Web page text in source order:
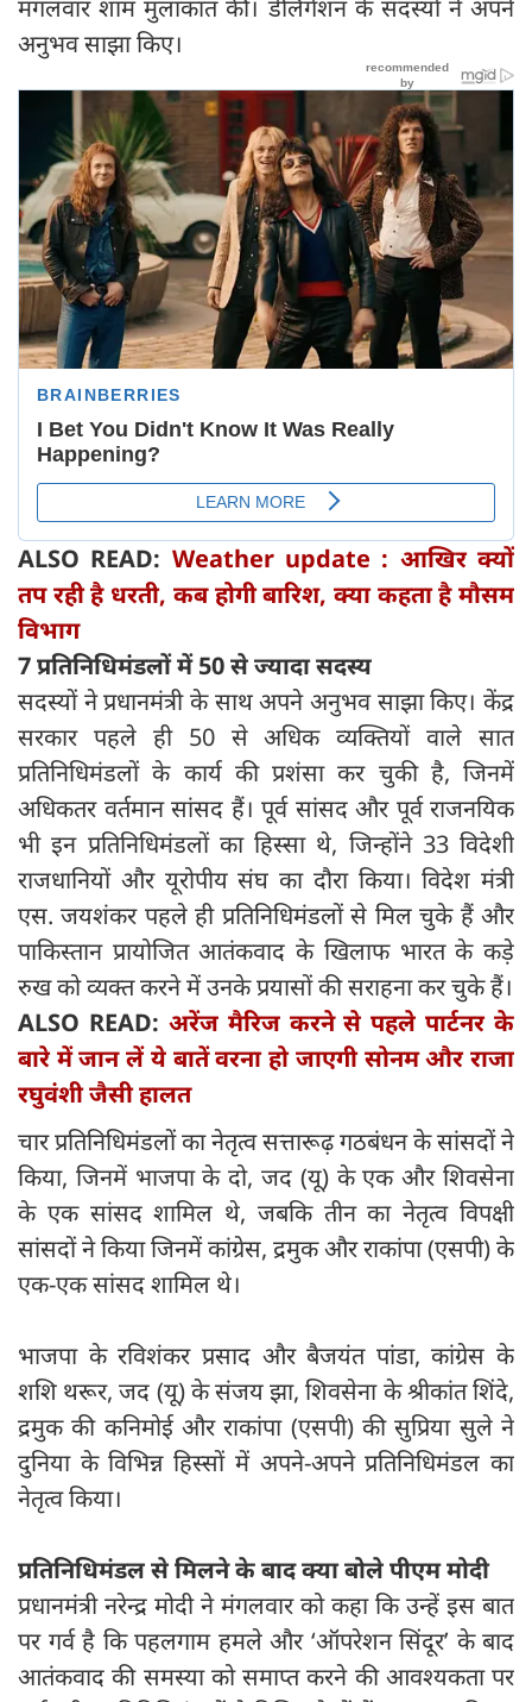
मंगलवार शाम मुलाकात की। डेलिगेशन के सदस्यों ने अपने
अनुभव साझा किए।
ALSO READ: Weather update : आखिर क्यों
तप रही है धरती, कब होगी बारिश, क्या कहता है मौसम
विभाग
7 प्रतिनिधिमंडलों में 50 से ज्यादा सदस्य
सदस्यों ने प्रधानमंत्री के साथ अपने अनुभव साझा किए। केंद्र
सरकार पहले ही 50 से अधिक व्यक्तियों वाले सात
प्रतिनिधिमंडलों के कार्य की प्रशंसा कर चुकी है, जिनमें
अधिकतर वर्तमान सांसद हैं। पूर्व सांसद और पूर्व राजनयिक
भी इन प्रतिनिधिमंडलों का हिस्सा थे, जिन्होंने 33 विदेशी
राजधानियों और यूरोपीय संघ का दौरा किया। विदेश मंत्री
एस. जयशंकर पहले ही प्रतिनिधिमंडलों से मिल चुके हैं और
पाकिस्तान प्रायोजित आतंकवाद के खिलाफ भारत के कड़े
रुख को व्यक्त करने में उनके प्रयासों की सराहना कर चुके हैं।
ALSO READ: अरेंज मैरिज करने से पहले पार्टनर के
बारे में जान लें ये बातें वरना हो जाएगी सोनम और राजा
रघुवंशी जैसी हालत
चार प्रतिनिधिमंडलों का नेतृत्व सत्तारूढ़ गठबंधन के सांसदों ने
किया, जिनमें भाजपा के दो, जद (यू) के एक और शिवसेना
के एक सांसद शामिल थे, जबकि तीन का नेतृत्व विपक्षी
सांसदों ने किया जिनमें कांग्रेस, द्रमुक और राकांपा (एसपी) के
एक-एक सांसद शामिल थे।
भाजपा के रविशंकर प्रसाद और बैजयंत पांडा, कांग्रेस के
शशि थरूर, जद (यू) के संजय झा, शिवसेना के श्रीकांत शिंदे,
द्रमुक की कनिमोई और राकांपा (एसपी) की सुप्रिया सुले ने
दुनिया के विभिन्न हिस्सों में अपने-अपने प्रतिनिधिमंडल का
नेतृत्व किया।
प्रतिनिधिमंडल से मिलने के बाद क्या बोले पीएम मोदी
प्रधानमंत्री नरेन्द्र मोदी ने मंगलवार को कहा कि उन्हें इस बात
पर गर्व है कि पहलगाम हमले और ‘ऑपरेशन सिंदूर’ के बाद
आतंकवाद की समस्या को समाप्त करने की आवश्यकता पर